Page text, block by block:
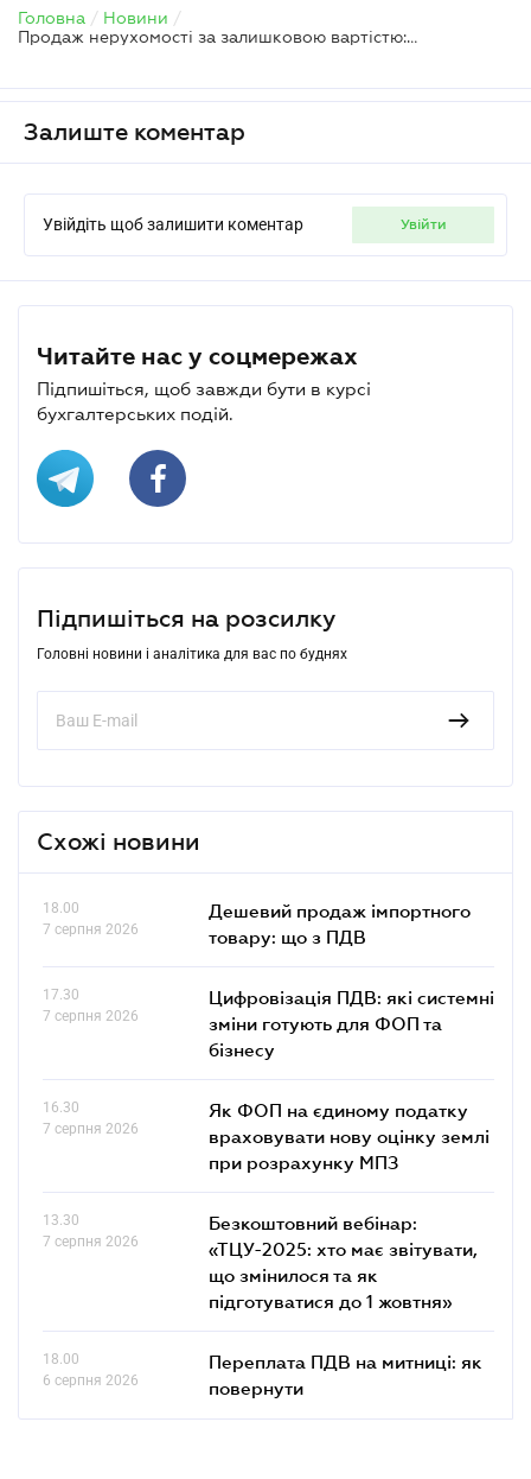
Головна / Новини /
Продаж нерухомості за залишковою вартістю: що з ПДВ
Залиште коментар
Увійдіть щоб залишити коментар увійти
Читайте нас у соцмережах
Підпишіться, щоб завжди бути в курсі
бухгалтерських подій.
Підпишіться на розсилку
Головні новини і аналітика для вас по буднях
Схожі новини
18.00
7 серпня 2026
Дешевий продаж імпортного
товару: що з ПДВ
17.30
7 серпня 2026
Цифровізація ПДВ: які системні
зміни готують для ФОП та
бізнесу
16.30
7 серпня 2026
Як ФОП на єдиному податку
враховувати нову оцінку землі
при розрахунку МПЗ
13.30
7 серпня 2026
Безкоштовний вебінар:
«ТЦУ-2025: хто має звітувати,
що змінилося та як
підготуватися до 1 жовтня»
18.00
6 серпня 2026
Переплата ПДВ на митниці: як
повернути